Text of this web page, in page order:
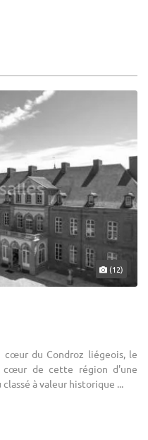
(12)
cœur du Condroz liégeois, le
cœur de cette région d'une
à valeur historique ...